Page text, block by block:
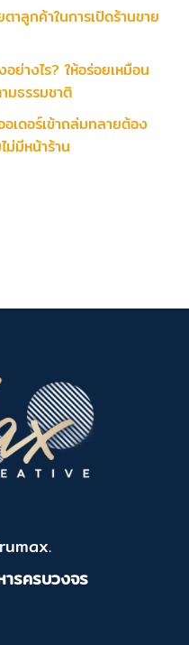
าลูกค้าในการเปิดร้านขาย
ย่างไร? ให้อร่อยเหมือน
ธรรมชาติ
อเดอร์เข้าถล่มทลายต้อง
ม่มีหน้าร้าน
รครบวงจร